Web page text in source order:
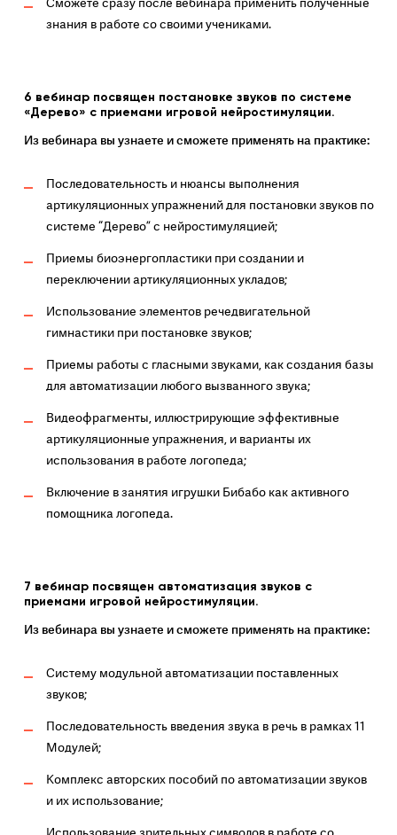
знания в работе со своими учениками.
6 вебинар посвящен постановке звуков по системе
«Дерево» с приемами игровой нейростимуляции.
Из вебинара вы узнаете и сможете применять на практике:
Последовательность и нюансы выполнения
артикуляционных упражнений для постановки звуков по
системе “Дерево” с нейростимуляцией;
Приемы биоэнергопластики при создании и
переключении артикуляционных укладов;
Использование элементов речедвигательной
гимнастики при постановке звуков;
Приемы работы с гласными звуками, как создания базы
для автоматизации любого вызванного звука;
Видеофрагменты, иллюстрирующие эффективные
артикуляционные упражнения, и варианты их
использования в работе логопеда;
Включение в занятия игрушки Бибабо как активного
помощника логопеда.
7 вебинар посвящен автоматизация звуков с
приемами игровой нейростимуляции.
Из вебинара вы узнаете и сможете применять на практике:
Систему модульной автоматизации поставленных
звуков;
Последовательность введения звука в речь в рамках 11
Модулей;
Комплекс авторских пособий по автоматизации звуков
и их использование;